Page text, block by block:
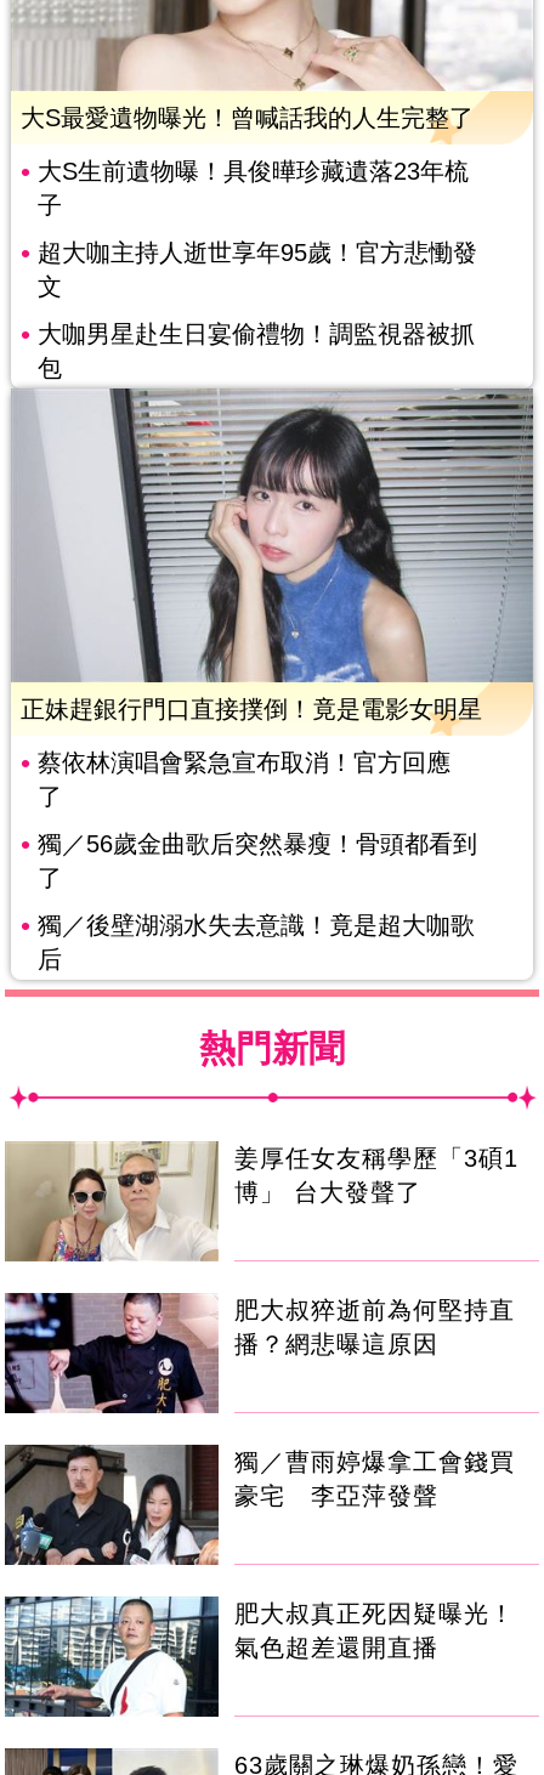
大S最愛遺物曝光！曾喊話我的人生完整了
大S生前遺物曝！具俊曄珍藏遺落23年梳
子
超大咖主持人逝世享年95歲！官方悲慟發
文
大咖男星赴生日宴偷禮物！調監視器被抓
包
正妹趕銀行門口直接撲倒！竟是電影女明星
蔡依林演唱會緊急宣布取消！官方回應
了
獨／56歲金曲歌后突然暴瘦！骨頭都看到
了
獨／後壁湖溺水失去意識！竟是超大咖歌
后
熱門新聞
姜厚任女友稱學歷「3碩1
博」 台大發聲了
肥大叔猝逝前為何堅持直
播？網悲曝這原因
獨／曹雨婷爆拿工會錢買
豪宅 李亞萍發聲
肥大叔真正死因疑曝光！
氣色超差還開直播
63歲關之琳爆奶孫戀！愛